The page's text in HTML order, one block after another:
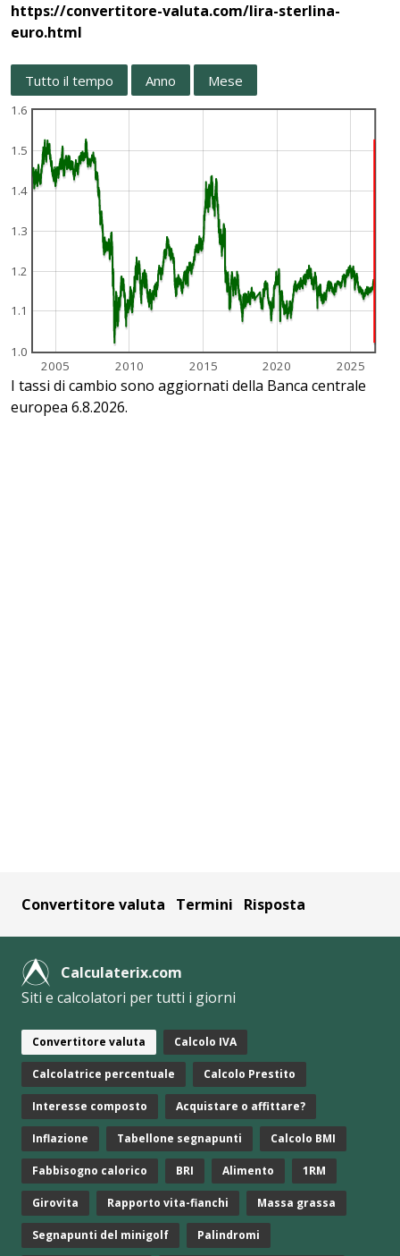
https://convertitore-valuta.com/lira-sterlina-
euro.html
Tutto il tempo Anno Mese
2005 2010 2015 2020 2025
1.0
1.1
1.2
1.3
1.4
1.5
1.6
I tassi di cambio sono aggiornati della Banca centrale
europea 6.8.2026.
Convertitore valuta Termini Risposta
Calculaterix.com
Siti e calcolatori per tutti i giorni
Convertitore valuta Calcolo IVA
Calcolatrice percentuale Calcolo Prestito
Interesse composto Acquistare o affittare?
Inflazione Tabellone segnapunti Calcolo BMI
Fabbisogno calorico BRI Alimento 1RM
Girovita Rapporto vita-fianchi Massa grassa
Segnapunti del minigolf Palindromi